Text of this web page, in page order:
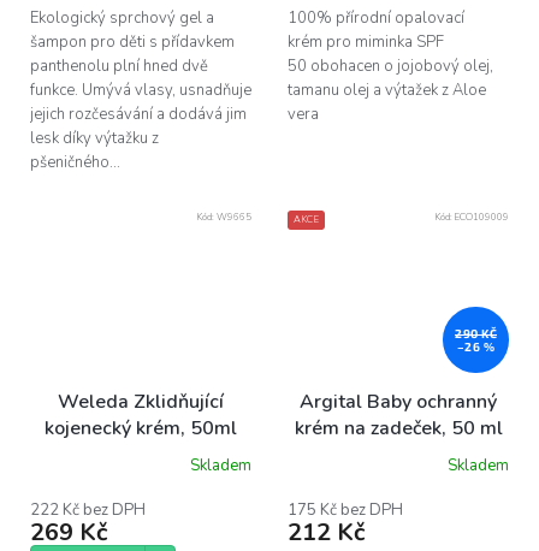
Ekologický sprchový gel a
šampon pro děti s přídavkem
panthenolu plní hned dvě
funkce. Umývá vlasy, usnadňuje
jejich rozčesávání a dodává jim
lesk díky výtažku z
pšeničného...
100% přírodní opalovací
krém pro miminka SPF
50 obohacen o jojobový olej,
tamanu olej a výtažek z Aloe
vera
Weleda Zklidňující
kojenecký krém, 50ml
Skladem
222 Kč bez DPH
269 Kč
Kód: W9665 AKCE
290 KČ
–26 %
Argital Baby ochranný
krém na zadeček, 50 ml
Skladem
175 Kč bez DPH
212 Kč
Kód: ECO109009